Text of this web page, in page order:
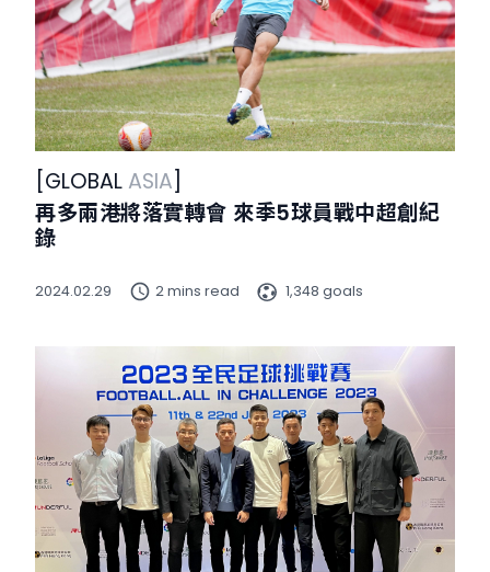
GLOBAL ASIA
再多兩港將落實轉會 來季5球員戰中超創紀
錄
2024.02.29 2 mins read 1,348 goals